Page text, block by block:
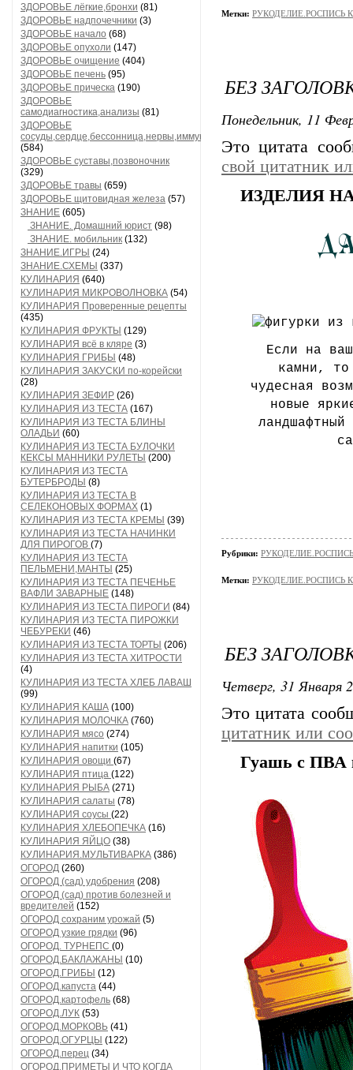
ЗДОРОВЬЕ лёгкие,бронхи (81)
ЗДОРОВЬЕ надпочечники (3)
ЗДОРОВЬЕ начало (68)
ЗДОРОВЬЕ опухоли (147)
ЗДОРОВЬЕ очищение (404)
ЗДОРОВЬЕ печень (95)
ЗДОРОВЬЕ прическа (190)
ЗДОРОВЬЕ
самодиагностика,анализы (81)
ЗДОРОВЬЕ
сосуды,сердце,бессонница,нервы,иммунитет
(584)
ЗДОРОВЬЕ суставы,позвоночник
(329)
ЗДОРОВЬЕ травы (659)
ЗДОРОВЬЕ щитовидная железа (57)
ЗНАНИЕ (605)
ЗНАНИЕ. Домашний юрист (98)
ЗНАНИЕ. мобильник (132)
ЗНАНИЕ.ИГРЫ (24)
ЗНАНИЕ.СХЕМЫ (337)
КУЛИНАРИЯ (640)
КУЛИНАРИЯ МИКРОВОЛНОВКА (54)
КУЛИНАРИЯ Проверенные рецепты
(435)
КУЛИНАРИЯ ФРУКТЫ (129)
КУЛИНАРИЯ всё в кляре (3)
КУЛИНАРИЯ ГРИБЫ (48)
КУЛИНАРИЯ ЗАКУСКИ по-корейски
(28)
КУЛИНАРИЯ ЗЕФИР (26)
КУЛИНАРИЯ ИЗ ТЕСТА (167)
КУЛИНАРИЯ ИЗ ТЕСТА БЛИНЫ
ОЛАДЬИ (60)
КУЛИНАРИЯ ИЗ ТЕСТА БУЛОЧКИ
КЕКСЫ МАННИКИ РУЛЕТЫ (200)
КУЛИНАРИЯ ИЗ ТЕСТА
БУТЕРБРОДЫ (8)
КУЛИНАРИЯ ИЗ ТЕСТА В
СЕЛЕКОНОВЫХ ФОРМАХ (1)
КУЛИНАРИЯ ИЗ ТЕСТА КРЕМЫ (39)
КУЛИНАРИЯ ИЗ ТЕСТА НАЧИНКИ
ДЛЯ ПИРОГОВ (7)
КУЛИНАРИЯ ИЗ ТЕСТА
ПЕЛЬМЕНИ,МАНТЫ (25)
КУЛИНАРИЯ ИЗ ТЕСТА ПЕЧЕНЬЕ
ВАФЛИ ЗАВАРНЫЕ (148)
КУЛИНАРИЯ ИЗ ТЕСТА ПИРОГИ (84)
КУЛИНАРИЯ ИЗ ТЕСТА ПИРОЖКИ
ЧЕБУРЕКИ (46)
КУЛИНАРИЯ ИЗ ТЕСТА ТОРТЫ (206)
КУЛИНАРИЯ ИЗ ТЕСТА ХИТРОСТИ
(4)
КУЛИНАРИЯ ИЗ ТЕСТА ХЛЕБ ЛАВАШ
(99)
КУЛИНАРИЯ КАША (100)
КУЛИНАРИЯ МОЛОЧКА (760)
КУЛИНАРИЯ мясо (274)
КУЛИНАРИЯ напитки (105)
КУЛИНАРИЯ овощи (67)
КУЛИНАРИЯ птица (122)
КУЛИНАРИЯ РЫБА (271)
КУЛИНАРИЯ салаты (78)
КУЛИНАРИЯ соусы (22)
КУЛИНАРИЯ ХЛЕБОПЕЧКА (16)
КУЛИНАРИЯ ЯЙЦО (38)
КУЛИНАРИЯ.МУЛЬТИВАРКА (386)
ОГОРОД (260)
ОГОРОД (сад) удобрения (208)
ОГОРОД (сад) против болезней и
вредителей (152)
ОГОРОД сохраним урожай (5)
ОГОРОД узкие грядки (96)
ОГОРОД. ТУРНЕПС (0)
ОГОРОД.БАКЛАЖАНЫ (10)
ОГОРОД.ГРИБЫ (12)
ОГОРОД.капуста (44)
ОГОРОД.картофель (68)
ОГОРОД.ЛУК (53)
ОГОРОД.МОРКОВЬ (41)
ОГОРОД.ОГУРЦЫ (122)
ОГОРОД.перец (34)
ОГОРОД.ПРИМЕТЫ И ЧТО КОГДА
Метки: РУКОДЕЛИЕ.РОСПИСЬ
БЕЗ
Понедельник, 11
Это цитата
свой цитатник
ИЗДЕЛИЯ
Если на
камни,
чудесная
новые
Рубрики:
Метки: РУКОДЕЛИЕ.РОСПИСЬ
БЕЗ
Четверг, 31 Января
Это цитата
цитатник или
Гуашь с ПВА